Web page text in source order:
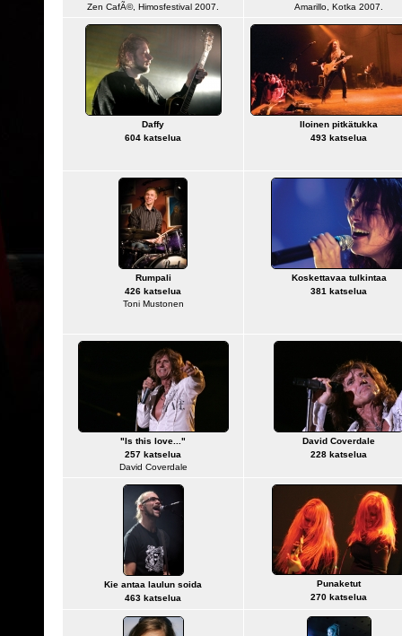
Zen CafÃ©, Himosfestival 2007.
Amarillo, Kotka 2007.
Daffy
604 katselua
Iloinen pitkätukka
493 katselua
Rumpali
426 katselua
Toni Mustonen
Koskettavaa tulkintaa
381 katselua
"Is this love..."
257 katselua
David Coverdale
David Coverdale
228 katselua
Kie antaa laulun soida
463 katselua
Punaketut
270 katselua